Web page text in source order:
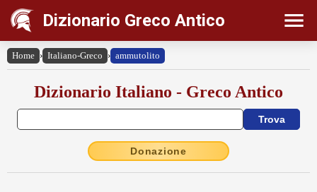
Dizionario Greco Antico
Home › Italiano-Greco › ammutolito
Dizionario Italiano - Greco Antico
Donazione